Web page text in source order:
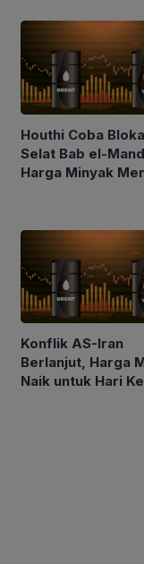
Houthi Coba
Selat Bab el-
Harga Minyak
Konflik AS-Iran
Berlanjut, Harga
Naik untuk Hari